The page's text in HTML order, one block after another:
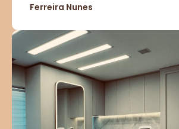
Ferreira Nunes